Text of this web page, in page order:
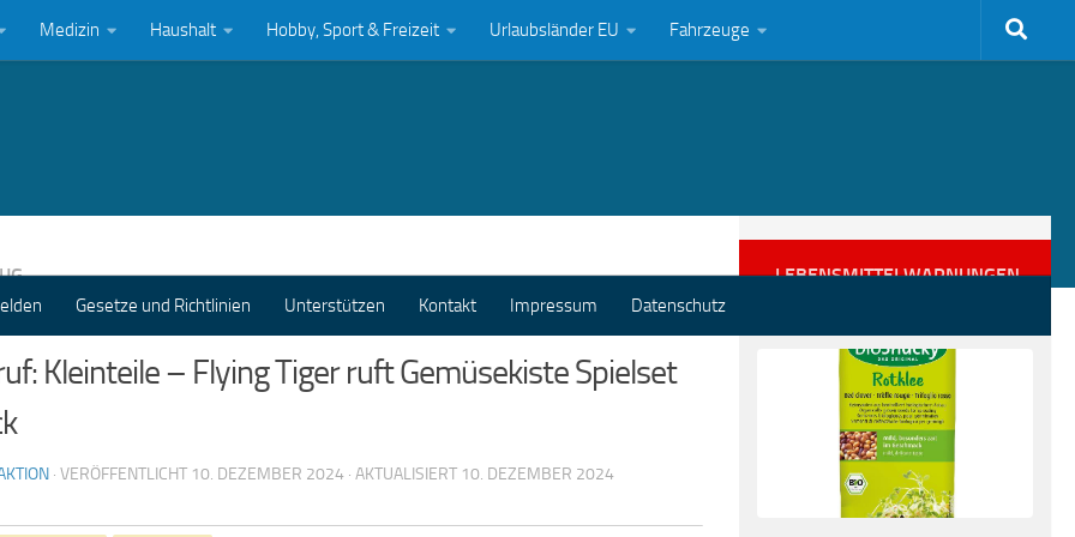
Medizin Haushalt Hobby, Sport & Freizeit Urlaubsländer EU Fahrzeuge
Gesetze und Richtlinien Unterstützen Kontakt Impressum Datenschutz
Kleinteile – Flying Tiger ruft Gemüsekiste Spielset
· VERÖFFENTLICHT 10. DEZEMBER 2024 · AKTUALISIERT 10. DEZEMBER 2024
LEBENSMITTELWARNUNGEN